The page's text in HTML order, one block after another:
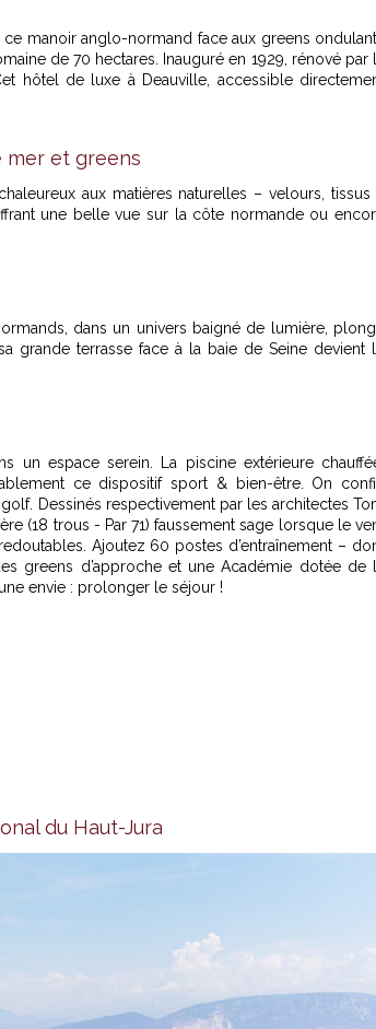
manoir anglo-normand face aux greens
de 70 hectares. Inauguré en 1929, rénové par
hôtel de luxe à Deauville, accessible
mer et greens
aux matières naturelles – velours, tissus
une belle vue sur la côte normande ou
dans un univers baigné de lumière,
grande terrasse face à la baie de Seine devient
un espace serein. La piscine extérieure
ce dispositif sport & bien-être. On
Dessinés respectivement par les architectes
(18 trous - Par 71) faussement sage lorsque le
Ajoutez 60 postes d’entraînement –
greens d’approche et une Académie dotée de
envie : prolonger le séjour !
du Haut-Jura